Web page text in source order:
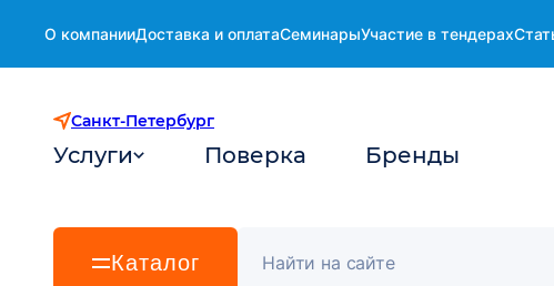
О компанииДоставка и оплатаСеминарыУчастие в тендерах
Санкт-Петербург
Услуги Поверка Бренды
Каталог